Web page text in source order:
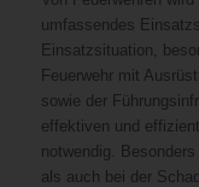
umfassendes
Einsatzsituation,
Feuerwehr mit
sowie der
effektiven und
notwendig.
als auch bei der